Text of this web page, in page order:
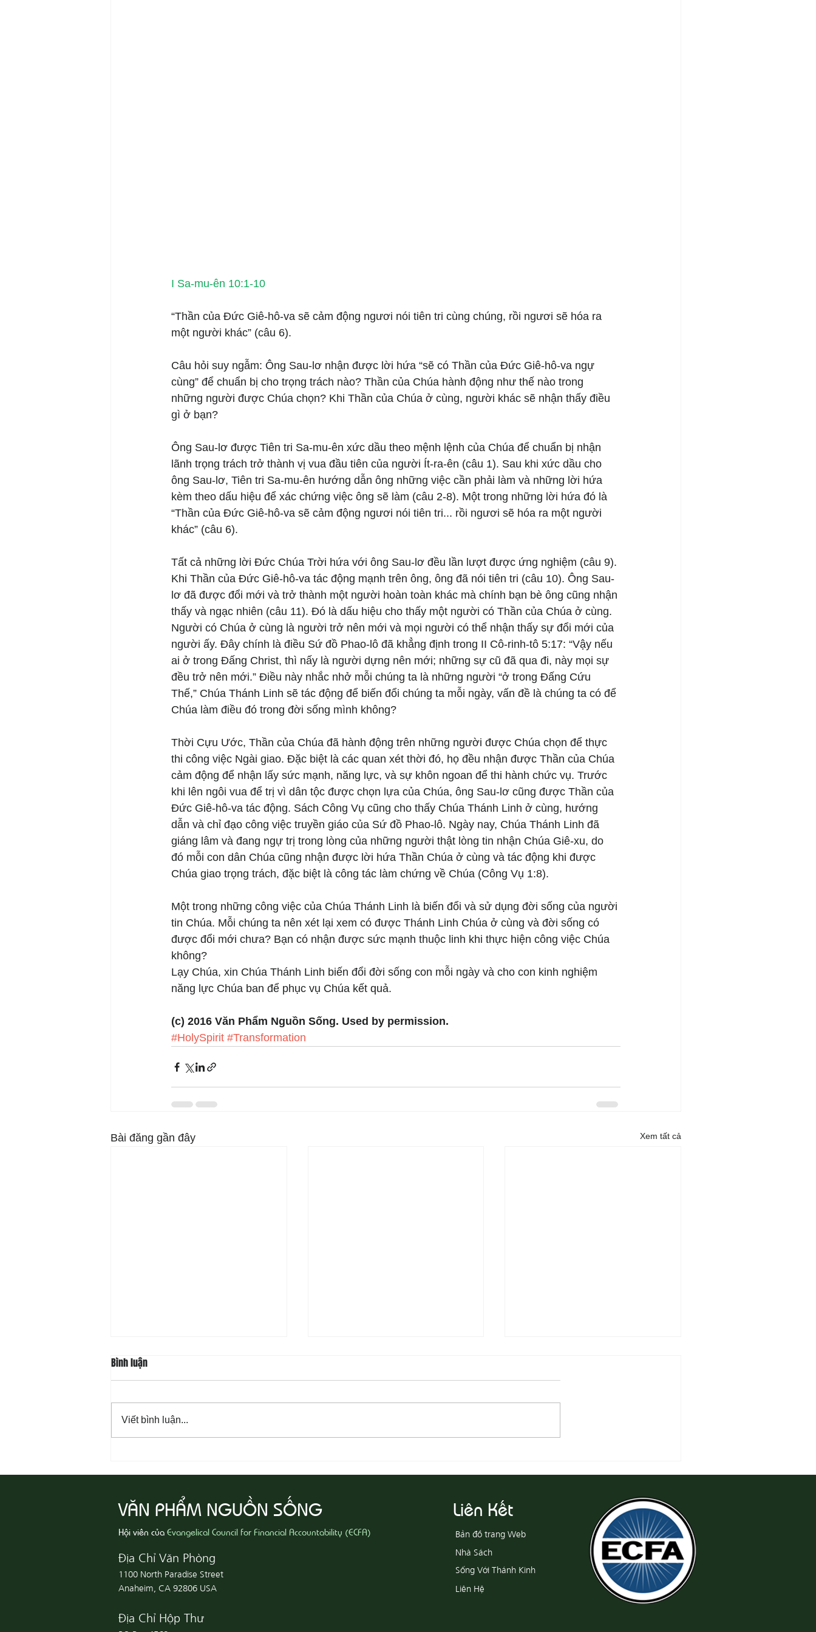
I Sa-mu-ên 10:1-10
“Thần của Đức Giê-hô-va sẽ cảm động ngươi nói tiên tri cùng chúng, rồi ngươi sẽ hóa ra
một người khác” (câu 6).
Câu hỏi suy ngẫm: Ông Sau-lơ nhận được lời hứa “sẽ có Thần của Đức Giê-hô-va ngự
cùng” để chuẩn bị cho trọng trách nào? Thần của Chúa hành động như thế nào trong
những người được Chúa chọn? Khi Thần của Chúa ở cùng, người khác sẽ nhận thấy điều
gì ở bạn?
Ông Sau-lơ được Tiên tri Sa-mu-ên xức dầu theo mệnh lệnh của Chúa để chuẩn bị nhận
lãnh trọng trách trở thành vị vua đầu tiên của người Ít-ra-ên (câu 1). Sau khi xức dầu cho
ông Sau-lơ, Tiên tri Sa-mu-ên hướng dẫn ông những việc cần phải làm và những lời hứa
kèm theo dấu hiệu để xác chứng việc ông sẽ làm (câu 2-8). Một trong những lời hứa đó là
“Thần của Đức Giê-hô-va sẽ cảm động ngươi nói tiên tri... rồi ngươi sẽ hóa ra một người
khác” (câu 6).
Tất cả những lời Đức Chúa Trời hứa với ông Sau-lơ đều lần lượt được ứng nghiệm (câu 9).
Khi Thần của Đức Giê-hô-va tác động mạnh trên ông, ông đã nói tiên tri (câu 10). Ông Sau-
lơ đã được đổi mới và trở thành một người hoàn toàn khác mà chính bạn bè ông cũng nhận
thấy và ngạc nhiên (câu 11). Đó là dấu hiệu cho thấy một người có Thần của Chúa ở cùng.
Người có Chúa ở cùng là người trở nên mới và mọi người có thể nhận thấy sự đổi mới của
người ấy. Đây chính là điều Sứ đồ Phao-lô đã khẳng định trong II Cô-rinh-tô 5:17: “Vậy nếu
ai ở trong Đấng Christ, thì nấy là người dựng nên mới; những sự cũ đã qua đi, này mọi sự
đều trở nên mới.” Điều này nhắc nhở mỗi chúng ta là những người “ở trong Đấng Cứu
Thế,” Chúa Thánh Linh sẽ tác động để biến đổi chúng ta mỗi ngày, vấn đề là chúng ta có để
Chúa làm điều đó trong đời sống mình không?
Thời Cựu Ước, Thần của Chúa đã hành động trên những người được Chúa chọn để thực
thi công việc Ngài giao. Đặc biệt là các quan xét thời đó, họ đều nhận được Thần của Chúa
cảm động để nhận lấy sức mạnh, năng lực, và sự khôn ngoan để thi hành chức vụ. Trước
khi lên ngôi vua để trị vì dân tộc được chọn lựa của Chúa, ông Sau-lơ cũng được Thần của
Đức Giê-hô-va tác động. Sách Công Vụ cũng cho thấy Chúa Thánh Linh ở cùng, hướng
dẫn và chỉ đạo công việc truyền giáo của Sứ đồ Phao-lô. Ngày nay, Chúa Thánh Linh đã
giáng lâm và đang ngự trị trong lòng của những người thật lòng tin nhận Chúa Giê-xu, do
đó mỗi con dân Chúa cũng nhận được lời hứa Thần Chúa ở cùng và tác động khi được
Chúa giao trọng trách, đặc biệt là công tác làm chứng về Chúa (Công Vụ 1:8).
Một trong những công việc của Chúa Thánh Linh là biến đổi và sử dụng đời sống của người
tin Chúa. Mỗi chúng ta nên xét lại xem có được Thánh Linh Chúa ở cùng và đời sống có
được đổi mới chưa? Bạn có nhận được sức mạnh thuộc linh khi thực hiện công việc Chúa
không?
Lạy Chúa, xin Chúa Thánh Linh biến đổi đời sống con mỗi ngày và cho con kinh nghiệm
năng lực Chúa ban để phục vụ Chúa kết quả.
(c) 2016 Văn Phẩm Nguồn Sống. Used by permission.
#HolySpirit #Transformation
Bài đăng gần đây Xem tất cả
Khổ
Ác
Bình luận
Viết bình luận...
VĂN PHẨM NGUỒN SỐNG
Hội viên củaEvangelical Council for Financial Accountability (ECFA)
Địa Chỉ Văn Phòng
1100 North Paradise Street
Anaheim, CA 92806 USA
Địa Chỉ Hộp Thư
Liên Kết
Bản đồ trang Web
Nhà Sách
Sống Với Thánh Kinh
Liên Hệ